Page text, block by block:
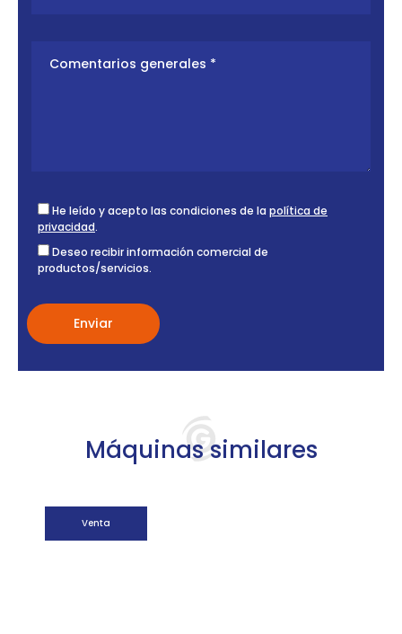
He leído y acepto las condiciones de la política de
privacidad.
Deseo recibir información comercial de
productos/servicios.
Máquinas similares
Venta